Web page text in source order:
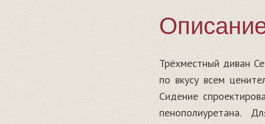
Трёхместный диван
по вкусу всем
Сидение
пенополиуретана.